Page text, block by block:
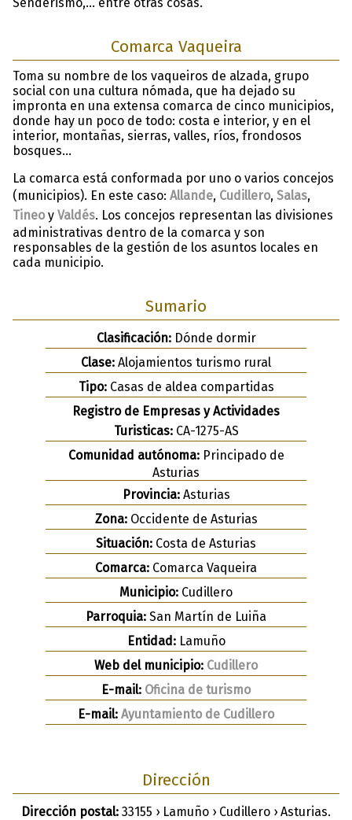
Comarca Vaqueira
Toma su nombre de los vaqueiros de alzada, grupo
social con una cultura nómada, que ha dejado su
impronta en una extensa comarca de cinco municipios,
donde hay un poco de todo: costa e interior, y en el
interior, montañas, sierras, valles, ríos, frondosos
bosques…
La comarca está conformada por uno o varios concejos
(municipios). En este caso: Allande, Cudillero, Salas,
Tineo y Valdés. Los concejos representan las divisiones
administrativas dentro de la comarca y son
responsables de la gestión de los asuntos locales en
cada municipio.
Sumario
Clasificación:Dónde dormir
Clase: Alojamientos turismo rural
Tipo:Casas de aldea compartidas
Registro de Empresas y Actividades
Turisticas:CA-1275-AS
Comunidad autónoma:Principado de
Asturias
Provincia:Asturias
Zona:Occidente de Asturias
Situación: Costa de Asturias
Comarca: Comarca Vaqueira
Municipio: Cudillero
Parroquia: San Martín de Luiña
Entidad:Lamuño
Web del municipio: Cudillero
E-mail: Oficina de turismo
E-mail: Ayuntamiento de Cudillero
Dirección
Dirección postal: 33155 › Lamuño › Cudillero › Asturias.